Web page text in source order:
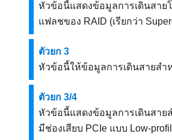
หัวข้อนี้แสดงข้อมูลการเดินสาย
แฟลชของ RAID (เรียกว่า
ตัวยก 3
หัวข้อนี้ให้ข้อมูลการเดินสายสำ
ตัวยก 3/4
หัวข้อนี้แสดงข้อมูลการเดินสาย
มีช่องเสียบ PCIe แบบ Low-